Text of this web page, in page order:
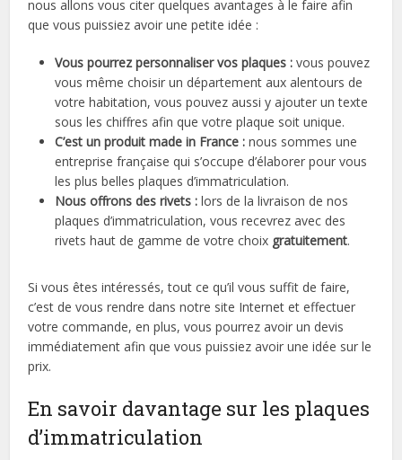
nous allons vous citer quelques avantages à le faire afin
que vous puissiez avoir une petite idée :
Vous pourrez personnaliser vos plaques : vous pouvez
vous même choisir un département aux alentours de
votre habitation, vous pouvez aussi y ajouter un texte
sous les chiffres afin que votre plaque soit unique.
C’est un produit made in France : nous sommes une
entreprise française qui s’occupe d’élaborer pour vous
les plus belles plaques d’immatriculation.
Nous offrons des rivets : lors de la livraison de nos
plaques d’immatriculation, vous recevrez avec des
rivets haut de gamme de votre choix gratuitement.
Si vous êtes intéressés, tout ce qu’il vous suffit de faire,
c’est de vous rendre dans notre site Internet et effectuer
votre commande, en plus, vous pourrez avoir un devis
immédiatement afin que vous puissiez avoir une idée sur le
prix.
En savoir davantage sur les plaques
d’immatriculation